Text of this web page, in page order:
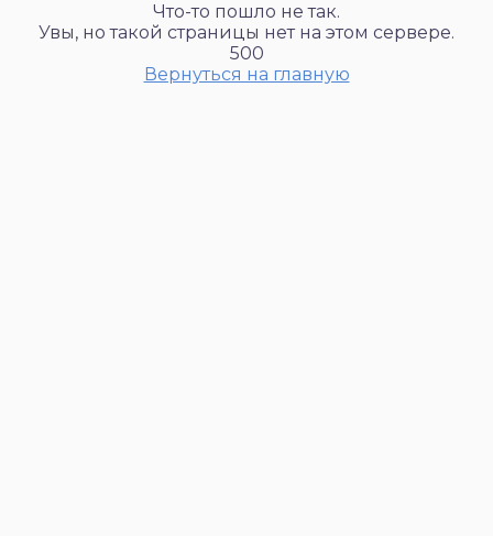
Что-то пошло не так.
Увы, но такой страницы нет на этом сервере.
500
Вернуться на главную